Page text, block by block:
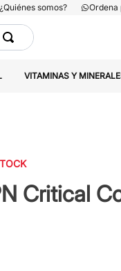
¿Quiénes somos? Ordena
VITAMINAS Y
Critical